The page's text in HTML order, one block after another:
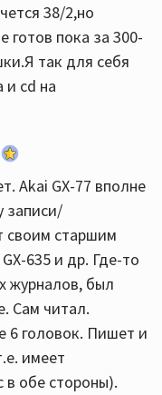
38/2,но
готов пока за 300-
так для себя
и сd на
Akai GX-77 вполне
записи/
своим старшим
635 и др. Где-то
журналов, был
Сам читал.
6 головок. Пишет и
имеет
в обе стороны).